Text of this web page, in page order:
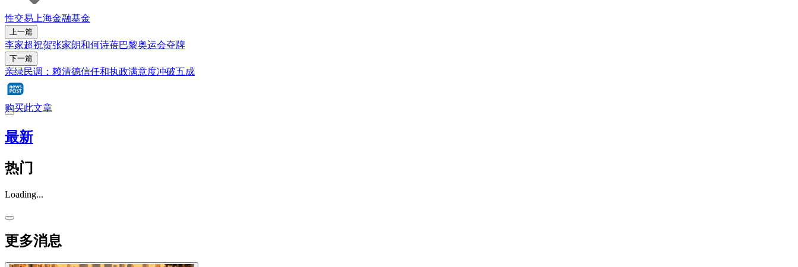
性交易 上海金融基金
上一篇
李家超祝贺张家朗和何诗蓓巴黎奥运会夺牌
下一篇
亲绿民调：赖清德信任和执政满意度冲破五成
购买此文章
最新
热门
Loading...
更多消息